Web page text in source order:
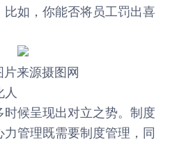
如，你能否将员工罚出喜
来源摄图网
候呈现出对立之势。制度
管理既需要制度管理，同